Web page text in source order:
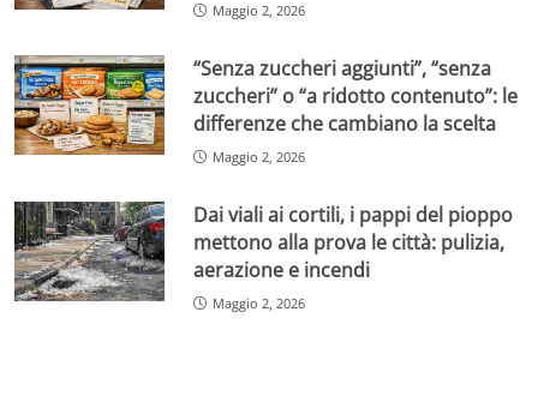
Maggio 2, 2026
“Senza zuccheri aggiunti”, “senza
zuccheri” o “a ridotto contenuto”: le
differenze che cambiano la scelta
Maggio 2, 2026
Dai viali ai cortili, i pappi del pioppo
mettono alla prova le città: pulizia,
aerazione e incendi
Maggio 2, 2026